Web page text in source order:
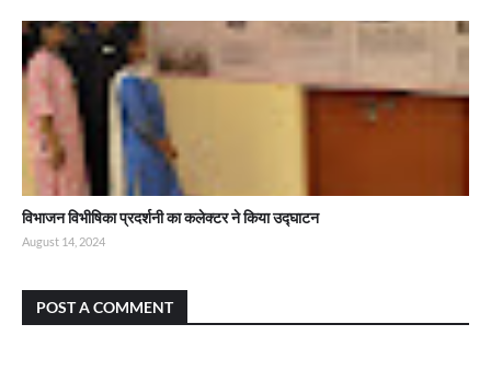
विभाजन विभीषिका प्रदर्शनी का कलेक्टर ने किया उद्घाटन
August 14, 2024
POST A COMMENT